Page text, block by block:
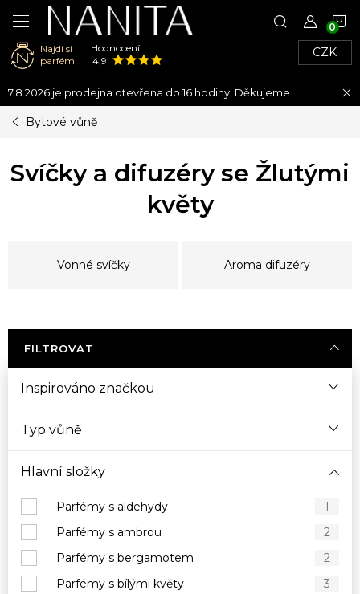
Přejít
na
obsah
Najdi si
parfém
Hodnocení:
4,9
CZK
7.8.2026 je prodejna otevřena do 16 hodiny. Děkujeme
Bytové vůně
Svíčky a difuzéry se Žlutými
květy
Vonné svíčky Aroma difuzéry
FILTROVAT
Inspirováno značkou
Typ vůně
Hlavní složky
Parfémy s aldehydy
1
Parfémy s ambrou
2
Parfémy s bergamotem
2
Parfémy s bílými květy
3